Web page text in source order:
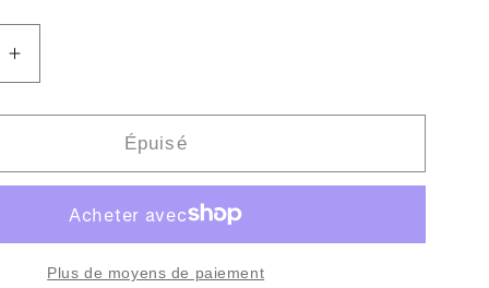
Augmenter
la
quantité
DRAB
Good
Songs
Épuisé
Plus de moyens de paiement